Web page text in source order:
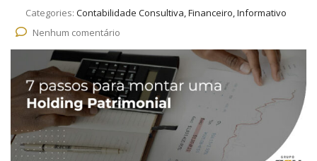
Categories: Contabilidade Consultiva, Financeiro, Informativo
Nenhum comentário